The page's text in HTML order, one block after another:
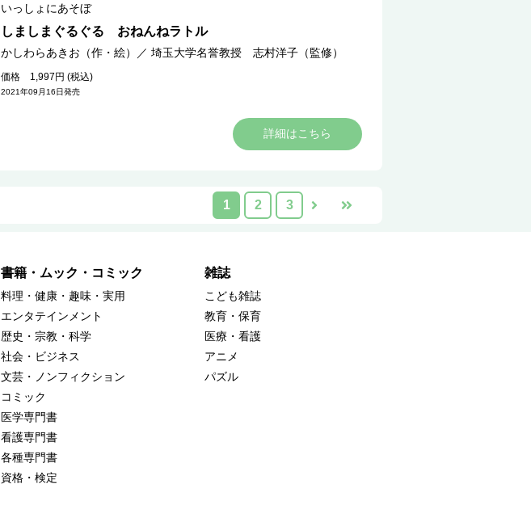
いっしょにあそぼ
しましまぐるぐる おねんねラトル
かしわらあきお（作・絵） ／ 埼玉大学名誉教授 志村洋子（監修）
価格 1,997円 (税込)
2021年09月16日発売
詳細はこちら
1 2 3
書籍・ムック・コミック
料理・健康・趣味・実用
エンタテインメント
歴史・宗教・科学
社会・ビジネス
文芸・ノンフィクション
コミック
医学専門書
看護専門書
各種専門書
資格・検定
雑誌
こども雑誌
教育・保育
医療・看護
アニメ
パズル